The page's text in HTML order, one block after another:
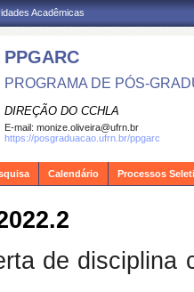
Acadêmicas
PPGARC
PROGRAMA DE PÓS-
DIREÇÃO DO CCHLA
E-mail: monize.oliveira@ufrn.br
https://posgraduacao.ufrn.br/ppgarc
Calendário Processos
de disciplina